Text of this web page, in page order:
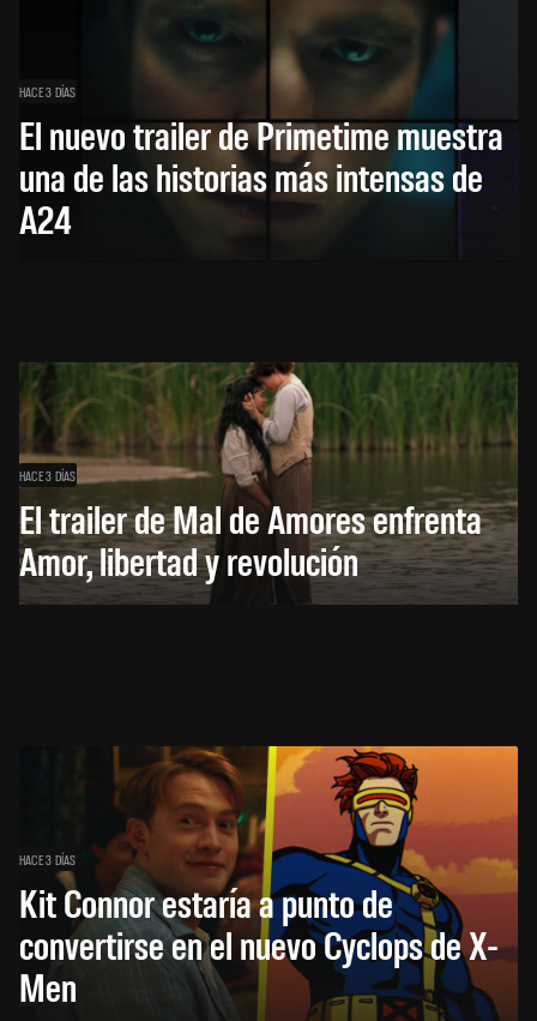
HACE 3 DÍAS
El nuevo trailer de Primetime muestra
una de las historias más intensas de
A24
HACE 3 DÍAS
El trailer de Mal de Amores enfrenta
Amor, libertad y revolución
HACE 3 DÍAS
Kit Connor estaría a punto de
convertirse en el nuevo Cyclops de X-
Men